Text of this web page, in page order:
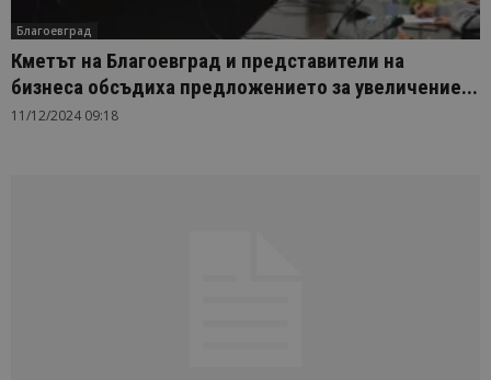
Благоевград
Кметът на Благоевград и представители на
бизнеса обсъдиха предложението за увеличение...
11/12/2024 09:18